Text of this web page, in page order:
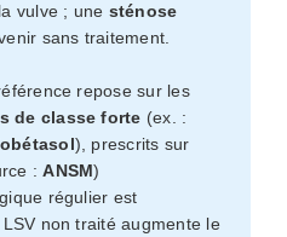
vulve ; une sténose
sans traitement.
repose sur les
de classe forte (ex. :
), prescrits sur
:ANSM)
régulier est
non traité augmente le